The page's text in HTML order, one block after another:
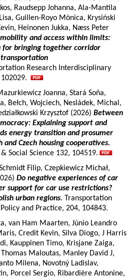
Raudsepp Johanna, Ala-Mantila
Guillen-Royo Mònica, Krysiński
Heinonen Jukka, Næss Peter
and access within limits:
for bringing together corridor
Research Interdisciplinary
Joanna, Stará Soňa,
Bełch, Wojciech, Nesládek, Michal,
Krzysztof (2026) Between
Explaining support and
energy transition and prosumer
and Czech housing cooperatives.
Social Science 132, 104519.
Filip, Czepkiewicz Michał,
Do negative experiences of car
support for car use restrictions?
urban regions. Transportation
and Practice, 204, 104843.
van Ham Maarten, Júnio Leandro
Credit Kevin, Silva Diogo, J Harris
Kauppinen Timo, Krisjane Zaiga,
Maloutas, Manley David J,
Milena, Novotný Ladislav,
Porcel Sergio, Ribardière Antonine,